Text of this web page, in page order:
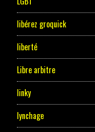
libérez groquick
liberté
Libre arbitre
linky
lynchage